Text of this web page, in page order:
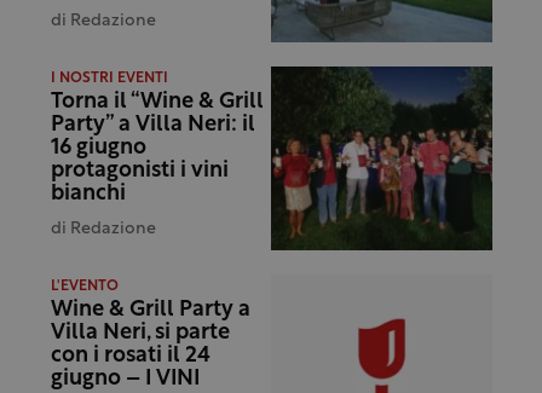
di Redazione
I NOSTRI EVENTI
Torna il “Wine & Grill
Party” a Villa Neri: il
16 giugno
protagonisti i vini
bianchi
di Redazione
L'EVENTO
Wine & Grill Party a
Villa Neri, si parte
con i rosati il 24
giugno – I VINI